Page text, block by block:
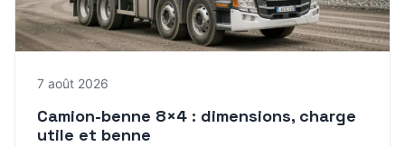
7 août 2026
Camion-benne 8×4 : dimensions, charge
utile et benne